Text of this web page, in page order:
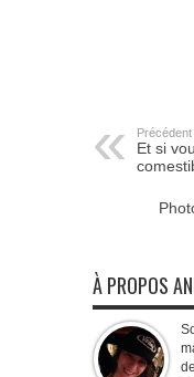
Précédent
Et si
À PROPOS